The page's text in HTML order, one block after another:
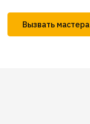
Вызвать мастера